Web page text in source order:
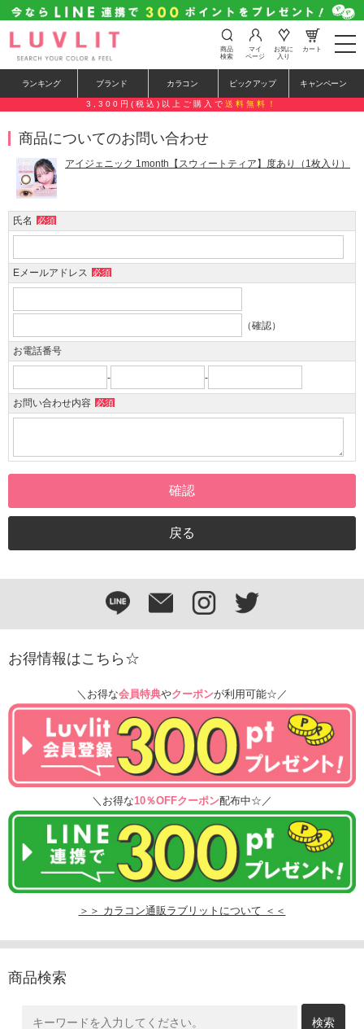
t
o
e
n
o
商品
検索
マイ
ページ
お気に
入り
カート
ランキング ブランド カラコン ピックアップ キャンペーン
3,300円(税込)以上ご購入で 送料無料！
商品についてのお問い合わせ
アイジェニック 1month【スウィートティア】度あり（1枚入り）
氏名 必須
Eメールアドレス 必須
（確認）
お電話番号
- -
お問い合わせ内容 必須
お得情報はこちら☆
＼お得な会員特典やクーポンが利用可能☆／
＼お得な10％OFFクーポン配布中☆／
＞＞ カラコン通販ラブリットについて ＜＜
商品検索